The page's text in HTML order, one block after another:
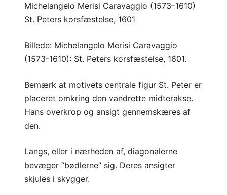
Michelangelo Merisi Caravaggio (1573–1610)
St. Peters korsfæstelse, 1601
Billede: Michelangelo Merisi Caravaggio
(1573-1610): St. Peters korsfæstelse, 1601.
Bemærk at motivets centrale figur St. Peter er
placeret omkring den vandrette midterakse.
Hans overkrop og ansigt gennemskæres af
den.
Langs, eller i nærheden af, diagonalerne
bevæger “bødlerne” sig. Deres ansigter
skjules i skygger.